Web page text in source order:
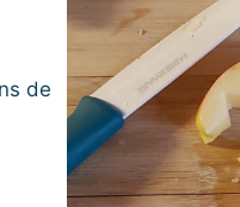
de